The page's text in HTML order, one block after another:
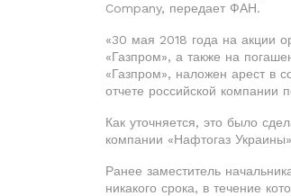
Company, передает ФАН.
«30 мая 2018 года на акции
«Газпром», а также на
«Газпром», наложен арест в
отчете российской
Как уточняется, это было
компании «Нафтогаз
Ранее заместитель
никакого срока, в течение